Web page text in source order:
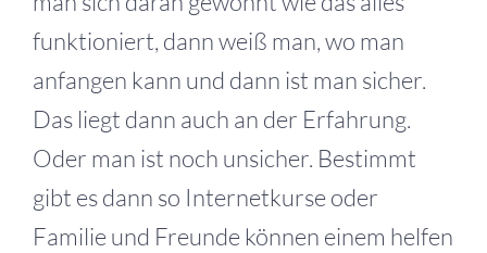
funktioniert, dann weiß man, wo man
anfangen kann und dann ist man sicher.
Das liegt dann auch an der Erfahrung.
Oder man ist noch unsicher. Bestimmt
gibt es dann so Internetkurse oder
Familie und Freunde können einem helfen